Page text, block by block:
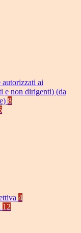
ai
e non dirigenti) (da
8
4
12